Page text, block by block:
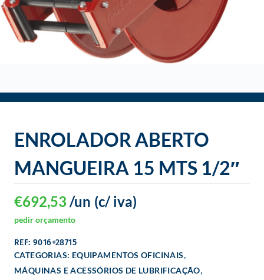
o
ENROLADOR ABERTO
MANGUEIRA 15 MTS 1/2″
€692,53 (c/ iva)
/un
pedir orçamento
REF: 9016+28715
CATEGORIAS: EQUIPAMENTOS OFICINAIS,
MÁQUINAS E ACESSÓRIOS DE LUBRIFICAÇÃO,